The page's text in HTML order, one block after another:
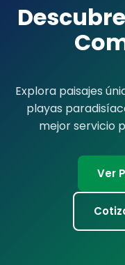
Explora paisajes
playas
mejor servicio
Ver